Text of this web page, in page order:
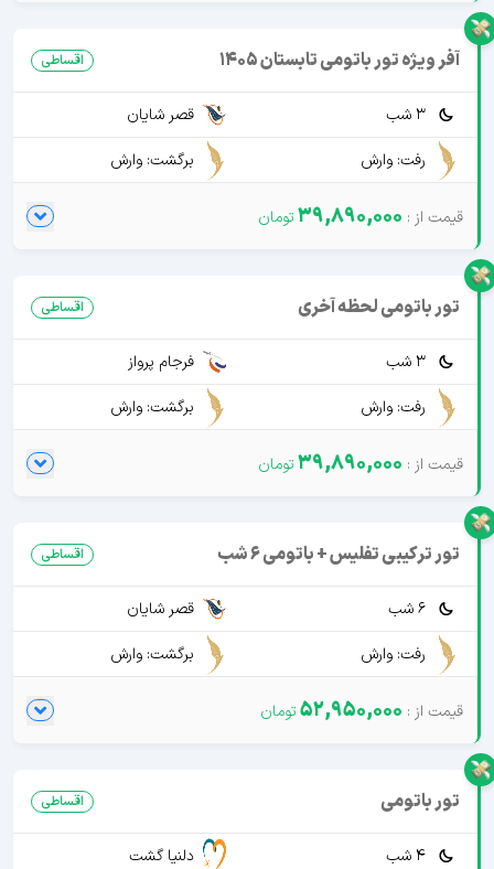
آفر ویژه تور باتومی تابستان 1405 اقساطی
3 شب
قصر شایان
رفت: وارش
برگشت: وارش
39,890,000
تور باتومی لحظه آخری اقساطی
3 شب
فرجام پرواز
رفت: وارش
برگشت: وارش
39,890,000
تور ترکیبی تفلیس + باتومی 6 شب اقساطی
6 شب
قصر شایان
رفت: وارش
برگشت: وارش
52,950,000
تور باتومی اقساطی
4 شب
دلنیا گشت